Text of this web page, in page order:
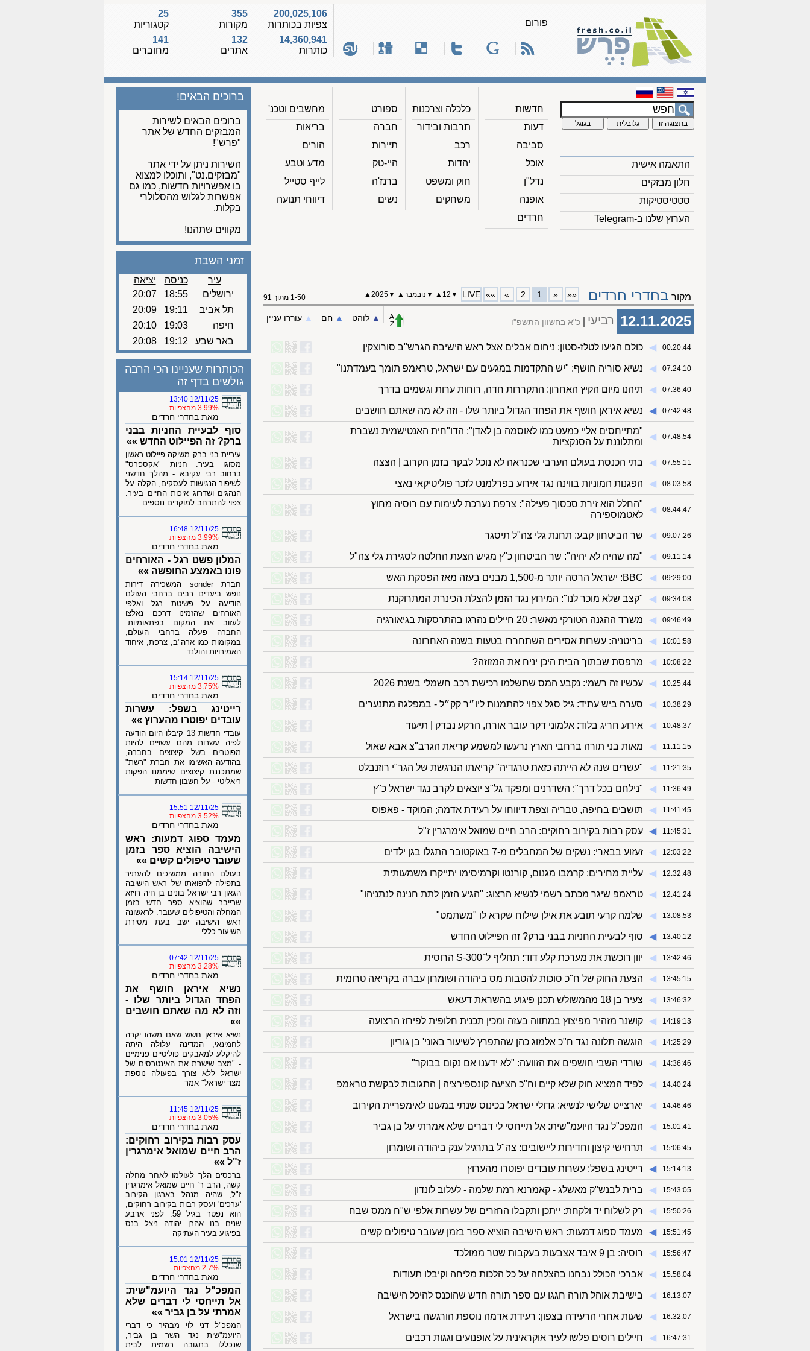
פורום
200,025,106
צפיות בכותרות
14,360,941
כותרות
355
מקורות
132
אתרים
25
קטגוריות
141
מחוברים
התאמה אישית
חלון מבזקים
סטטיסטיקות
הערוץ שלנו ב-Telegram
חדשות
דעות
סביבה
אוכל
נדל"ן
אופנה
חרדים
כלכלה וצרכנות
תרבות ובידור
רכב
יהדות
חוק ומשפט
משחקים
ספורט
חברה
תיירות
היי-טק
ברנז'ה
נשים
מחשבים וטכנ'
בריאות
הורים
מדע וטבע
לייף סטייל
דיווחי תנועה
ברוכים הבאים!
ברוכים הבאים לשירות
המבזקים החדש של אתר
"פרש"!
השירות ניתן על ידי אתר
"מבזקים.נט", ותוכלו למצוא
בו אפשרויות חדשות, כמו גם
אפשרות לגלוש מהסלולרי
בקלות.
מקווים שתהנו!
מקור בחדרי חרדים ««
«
1
2
»
»»
LIVE
▼
12
▲
▼ נובמבר▲
▼
2025▲ 1-50 מתוך 91
12.11.2025 רביעי כ"א בחשוון התשפ"ו ▲︎ לוהט ▲︎ חם ▲︎ עוררו עניין
00:20:44
◀︎ כולם הגיעו לטלז-סטון: ניחום אבלים אצל ראש הישיבה הגרש"ב סורוצקין
07:24:10
◀︎ נשיא סוריה חושף: "יש התקדמות במגעים עם ישראל, טראמפ תומך בעמדתנו"
07:36:40
◀︎ תיהנו מיום הקיץ האחרון: התקררות חדה, רוחות ערות וגשמים בדרך
07:42:48
◀︎ נשיא איראן חושף את הפחד הגדול ביותר שלו - וזה לא מה שאתם חושבים
07:48:54
◀︎
"מתייחסים אליי כמעט כמו לאוסמה בן לאדן": הדו"חית האנטישמית נשברת
ומתלוננת על הסנקציות
07:55:11
◀︎ בתי הכנסת בעולם הערבי שכנראה לא נוכל לבקר בזמן הקרוב | הצצה
08:03:58
◀︎ הפגנות המוניות בווינה נגד אירוע בפרלמנט לזכר פוליטיקאי נאצי
08:44:47
◀︎
"החלל הוא זירת סכסוך פעילה": צרפת נערכת לעימות עם רוסיה מחוץ
לאטמוספירה
09:07:26
◀︎ שר הביטחון קבע: תחנת גלי צה"ל תיסגר
09:11:14
◀︎ "מה שהיה לא יהיה": שר הביטחון כ"ץ מגיש הצעת החלטה לסגירת גלי צה"ל
09:29:00
◀︎ BBC: ישראל הרסה יותר מ-1,500 מבנים בעזה מאז הפסקת האש
09:34:08
◀︎ "קצב שלא מוכר לנו": המירוץ נגד הזמן להצלת הכינרת המתרוקנת
09:46:49
◀︎ משרד ההגנה הטורקי מאשר: 20 חיילים נהרגו בהתרסקות בגיאורגיה
10:01:58
◀︎ בריטניה: עשרות אסירים השתחררו בטעות בשנה האחרונה
10:08:22
◀︎ מרפסת שבתוך הבית היכן יניח את המזוזה?
10:25:44
◀︎ עכשיו זה רשמי: נקבע המס שתשלמו רכישת רכב חשמלי בשנת 2026
10:38:29
◀︎ סערה ביש עתיד: גיל סגל צפוי להתמנות ליו״ר קק״ל - במפלגה מתנערים
10:48:37
◀︎ אירוע חריג בלוד: אלמוני דקר עובר אורח, הרקע נבדק | תיעוד
11:11:15
◀︎ מאות בני תורה ברחבי הארץ נרעשו למשמע קריאת הגרב"צ אבא שאול
11:21:35
◀︎ "עשרים שנה לא הייתה כזאת טרגדיה" קריאתו הנרגשת של הגר"י רוזנבלט
11:36:49
◀︎ "נילחם בכל דרך": השדרנים ומפקד גל"צ יוצאים לקרב נגד ישראל כ"ץ
11:41:45
◀︎ תושבים בחיפה, טבריה וצפת דיווחו על רעידת אדמה; המוקד - פאפוס
11:45:31
◀︎ עסק רבות בקירוב רחוקים: הרב חיים שמואל אימרגרין ז"ל
12:03:22
◀︎ זעזוע בבארי: נשקים של המחבלים מ-7 באוקטובר התגלו בגן ילדים
12:32:48
◀︎ עליית מחירים: קרמבו מגנום, קורנטו וקרמיסימו יתייקרו משמעותית
12:41:24
◀︎ טראמפ שיגר מכתב רשמי לנשיא הרצוג: "הגיע הזמן לתת חנינה לנתניהו"
13:08:53
◀︎ שלמה קרעי תובע את אילן שילוח שקרא לו "משתמט"
13:40:12
◀︎ סוף לבעיית החניות בבני ברק? זה הפיילוט החדש
13:42:46
◀︎ יוון רוכשת את מערכת קלע דוד: תחליף ל־S-300 הרוסית
13:45:15
◀︎ הצעת החוק של ח"כ סוכות להטבות מס ביהודה ושומרון עברה בקריאה טרומית
13:46:32
◀︎ צעיר בן 18 מהמשולש תכנן פיגוע בהשראת דעאש
14:19:13
◀︎ קושנר מזהיר מפיצוץ במתווה בעזה ומכין תכנית חלופית לפירוז הרצועה
14:25:29
◀︎ הוגשה תלונה נגד ח"כ אלמוג כהן שהתפרץ לשיעור באוני' בן גוריון
14:36:46
◀︎ שורדי השבי חושפים את הזוועה: "לא ידענו אם נקום בבוקר"
14:40:24
◀︎ לפיד המציא חוק שלא קיים וח"כ הציעה קונספירציה | התגובות לבקשת טראמפ
14:46:46
◀︎ יארצייט שלישי לנשיא: גדולי ישראל בכינוס שנתי במעונו לאימפריית הקירוב
15:01:41
◀︎ המפכ"ל נגד היועמ"שית: אל תייחסי לי דברים שלא אמרתי על בן גביר
15:06:45
◀︎ תרחישי קיצון וחדירות ליישובים: צה"ל בתרגיל ענק ביהודה ושומרון
15:14:13
◀︎ רייטינג בשפל: עשרות עובדים יפוטרו מהערוץ
15:43:05
◀︎ ברית לבנש"ק מאשלג - קאמרנא רמת שלמה - לעלוב לונדון
15:50:26
◀︎ רק לשלוח יד ולקחת: ייתכן ותקבלו החזרים של עשרות אלפי ש"ח ממס שבח
15:51:45
◀︎ מעמד ספוג דמעות: ראש הישיבה הוציא ספר בזמן שעובר טיפולים קשים
15:56:47
◀︎ רוסיה: בן 9 איבד אצבעות בעקבות שטר ממולכד
15:58:04
◀︎ אברכי הכולל נבחנו בהצלחה על כל הלכות מליחה וקיבלו תעודות
16:13:07
◀︎ בישיבת אוהל תורה חגגו עם ספר תורה חדש שהוכנס להיכל הישיבה
16:32:07
◀︎ שעות אחרי הרעידה בצפון: רעידת אדמה נוספת הורגשה בישראל
16:47:31
◀︎ חיילים רוסים פלשו לעיר אוקראינית על אופנועים וגגות רכבים
זמני השבת
עיר כניסה
יציאה
ירושלים
18:55
20:07
תל אביב
19:11
20:09
חיפה
19:03
20:10
באר שבע
19:12
20:08
הכותרות שעניינו הכי הרבה
גולשים בדף זה
12/11/25 13:40
3.99% מהצפיות
מאת בחדרי חרדים
סוף לבעיית החניות בבני
ברק? זה הפיילוט החדש »»
עיריית בני ברק משיקה פיילוט ראשון
מסוגו בעיר: חניות "אקספרס"
ברחוב רבי עקיבא - מהלך חדשני
לשיפור הנגישות לעסקים, הקלה על
הנהגים ושדרוג איכות החיים בעיר.
צפוי להתרחב למוקדים נוספים
12/11/25 16:48
3.99% מהצפיות
מאת בחדרי חרדים
המלון פשט רגל - האורחים
פונו באמצע החופשה »»
חברת sonder המשכירה דירות
נופש ביעדים רבים ברחבי העולם
הודיעה על פשיטת רגל ואלפי
האורחים שהזמינו דרכם נאלצו
לעזוב את המקום בפתאומיות.
החברה פעלה ברחבי העולם,
במקומות כמו ארה"ב, צרפת, איחוד
האמירויות והולנד
12/11/25 15:14
3.75% מהצפיות
מאת בחדרי חרדים
רייטינג בשפל: עשרות
עובדים יפוטרו מהערוץ »»
עובדי חדשות 13 קיבלו היום הודעה
לפיה עשרות מהם עשויים להיות
מפוטרים בשל קיצוצים בחברה,
בהודעה האשימו את חברת "רשת"
שמתכננת קיצוצים שיממנו הפקות
ריאליטי - על חשבון חדשות
12/11/25 15:51
3.52% מהצפיות
מאת בחדרי חרדים
מעמד ספוג דמעות: ראש
הישיבה הוציא ספר בזמן
שעובר טיפולים קשים »»
בעולם התורה ממשיכים להעתיר
בתפילה לרפואתו של ראש הישיבה
הגאון רבי ישראל בונים בן חיה רויזא
שרייבר שהוציא ספר חדש בזמן
המחלה והטיפולים שעובר. לראשונה
ראש הישיבה ישב בעת מסירת
השיעור כללי
12/11/25 07:42
3.28% מהצפיות
מאת בחדרי חרדים
נשיא איראן חושף את
הפחד הגדול ביותר שלו -
וזה לא מה שאתם חושבים
»»
נשיא איראן חשש שאם משהו יקרה
לחמינאי, המדינה עלולה היתה
להיקלע למאבקים פוליטיים פנימיים
- "מצב שישרת את האינטרסים של
ישראל ללא צורך בפעולה נוספת
מצד ישראל" אמר
12/11/25 11:45
3.05% מהצפיות
מאת בחדרי חרדים
עסק רבות בקירוב רחוקים:
הרב חיים שמואל אימרגרין
ז"ל »»
ברכסים הלך לעולמו לאחר מחלה
קשה, הרב ר' חיים שמואל אימרגרין
ז"ל, שהיה מנהל בארגון הקירוב
'ערכים' ועסק רבות בקירוב רחוקים,
הוא נפטר בגיל 59. לפני ארבע
שנים בנו אהרן יהודה ניצל בנס
בפיגוע בעיר העתיקה
12/11/25 15:01
2.7% מהצפיות
מאת בחדרי חרדים
המפכ"ל נגד היועמ"שית:
אל תייחסי לי דברים שלא
אמרתי על בן גביר »»
המפכ"ל דני לוי מבהיר כי דברי
היועמ"שית נגד השר בן גביר,
שנכללו בתגובה רשמית לבית